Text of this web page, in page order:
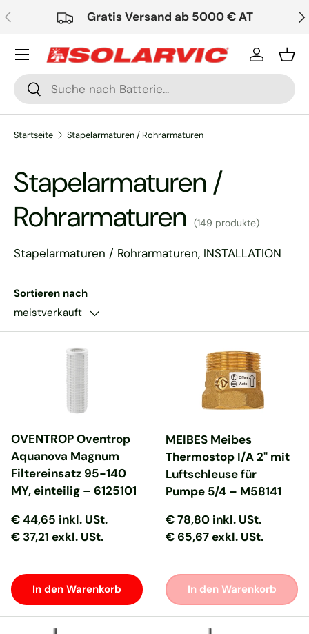
Direkt zum Inhalt
Vorherige Gratis Versand ab 5000 € AT
Suchen
Suchen
Einloggen
Startseite Stapelarmaturen / Rohrarmaturen
Stapelarmaturen /
Rohrarmaturen
(149 produkte)
Stapelarmaturen / Rohrarmaturen, INSTALLATION
Sortieren nach
meistverkauft
OVENTROP Oventrop
Aquanova Magnum
Filtereinsatz 95-140
MY, einteilig – 6125101
Normaler Preis
Normaler Preis
€ 44,65 inkl. USt.
€ 37,21 exkl. USt.
In den Warenkorb
MEIBES Meibes
Thermostop I/A 2" mit
Luftschleuse für
Pumpe 5/4 – M58141
Normaler Preis
Normaler Preis
€ 78,80 inkl. USt.
€ 65,67 exkl. USt.
In den Warenkorb